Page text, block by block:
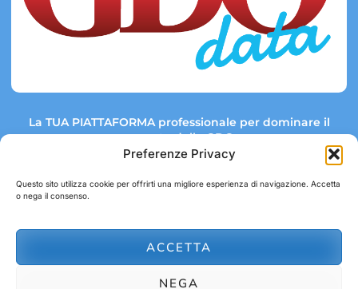
Preferenze Privacy
Questo sito utilizza cookie per offrirti una migliore esperienza di navigazione. Accetta
o nega il consenso.
ACCETTA
NEGA
La TUA PIATTAFORMA professionale per dominare il
mercato della GDO.
Link rapidi:
abbonamenti@gdodata.it